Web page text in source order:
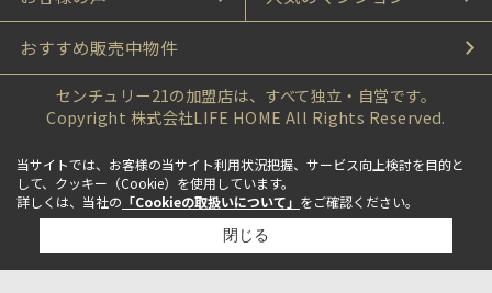
おすすめ販売中物件
センチュリー21の加盟店は、すべて独立・自営です。
Copyright 株式会社LIFE HOME All Rights Reserved.
当サイトでは、お客様の当サイト利用状況把握、サービス向上検討を目的と
して、クッキー（Cookie）を使用しています。
詳しくは、当社の 「Cookieの取扱いについて」 をご確認ください。
閉じる